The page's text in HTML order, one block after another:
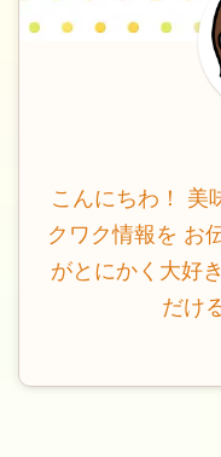
こんにちわ！ 美
クワク情報を お
がとにかく大好
だけ